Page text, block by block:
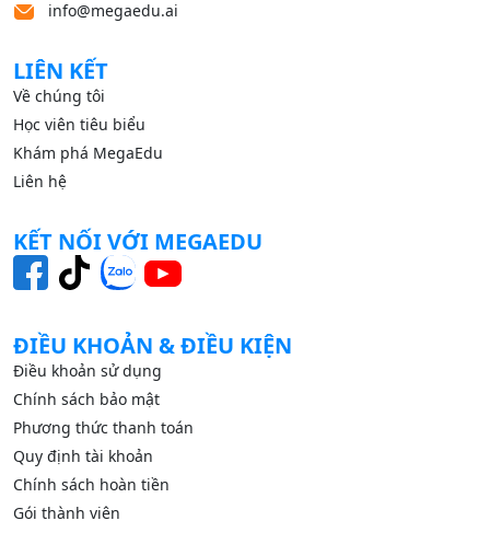
info@megaedu.ai
LIÊN KẾT
Về chúng tôi
Học viên tiêu biểu
Khám phá MegaEdu
Liên hệ
KẾT NỐI VỚI MEGAEDU
ĐIỀU KHOẢN & ĐIỀU KIỆN
Điều khoản sử dụng
Chính sách bảo mật
Phương thức thanh toán
Quy định tài khoản
Chính sách hoàn tiền
Gói thành viên